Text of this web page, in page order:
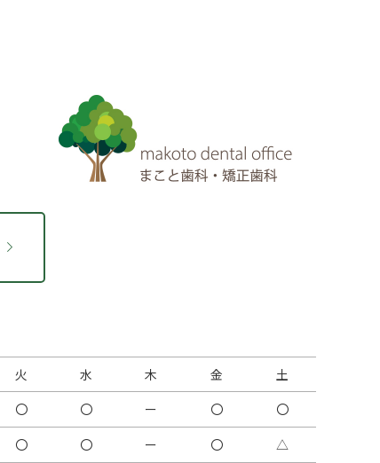
火 水 木 金
土
〇 〇 ー 〇
〇
〇 〇 ー 〇 △